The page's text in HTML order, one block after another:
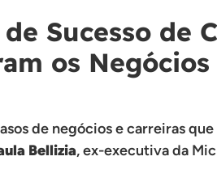
Sucesso de
os Negócios
de negócios e carreiras
Bellizia, ex-executiva da